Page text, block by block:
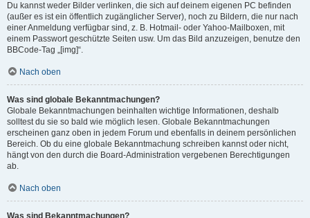
Du kannst weder Bilder verlinken, die sich auf deinem eigenen PC befinden
(außer es ist ein öffentlich zugänglicher Server), noch zu Bildern, die nur nach
einer Anmeldung verfügbar sind, z. B. Hotmail- oder Yahoo-Mailboxen, mit
einem Passwort geschützte Seiten usw. Um das Bild anzuzeigen, benutze den
BBCode-Tag „[img]“.
Nach oben
Was sind globale Bekanntmachungen?
Globale Bekanntmachungen beinhalten wichtige Informationen, deshalb
solltest du sie so bald wie möglich lesen. Globale Bekanntmachungen
erscheinen ganz oben in jedem Forum und ebenfalls in deinem persönlichen
Bereich. Ob du eine globale Bekanntmachung schreiben kannst oder nicht,
hängt von den durch die Board-Administration vergebenen Berechtigungen
ab.
Nach oben
Was sind Bekanntmachungen?